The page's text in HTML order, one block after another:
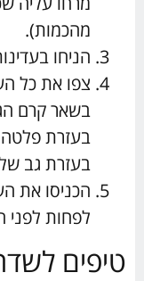
מהכמות).
הניחו
צפו את כל
בשאר קרם
בעזרת פלטה
בעזרת גב
הכניסו את
לפחות
טיפים